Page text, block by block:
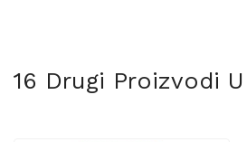
16 Drugi Proizvodi